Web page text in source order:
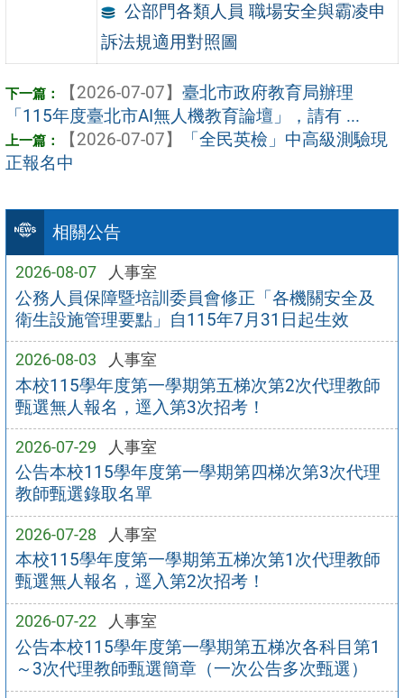
相關公告
2026-08-07 人事室
公務人員保障暨培訓委員會修正「各機關安全及
衛生設施管理要點」自115年7月31日起生效
2026-08-03 人事室
本校115學年度第一學期第五梯次第2次代理教師
甄選無人報名，逕入第3次招考！
2026-07-29 人事室
公告本校115學年度第一學期第四梯次第3次代理
教師甄選錄取名單
2026-07-28 人事室
本校115學年度第一學期第五梯次第1次代理教師
甄選無人報名，逕入第2次招考！
2026-07-22 人事室
公告本校115學年度第一學期第五梯次各科目第1
～3次代理教師甄選簡章（一次公告多次甄選）
公部門各類人員 職場安全與霸凌申
訴法規適用對照圖
【2026-07-07】 臺北市政府教育局辦理
「115年度臺北市AI無人機教育論壇」，請有 ...
【2026-07-07】
「全民英檢」中高級測驗現
正報名中